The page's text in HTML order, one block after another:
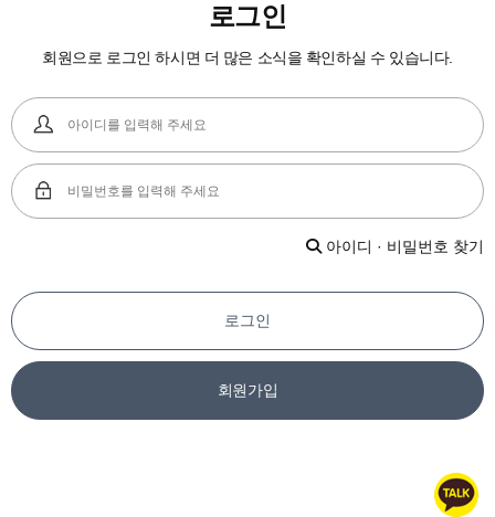
로그인
회원으로 로그인 하시면 더 많은 소식을 확인하실 수 있습니다.
아이디 · 비밀번호 찾기
로그인
회원가입